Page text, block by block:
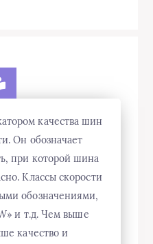
качества шин
Он обозначает
при которой шина
Классы скорости
обозначениями,
и т.д. Чем выше
качество и